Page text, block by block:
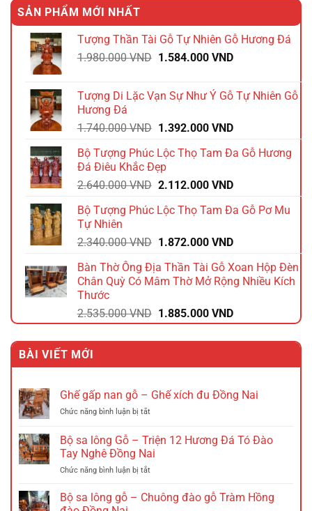
SẢN PHẨM MỚI NHẤT
Tượng Thần Tài Gỗ Tự Nhiên Gỗ Hương Đá
1.980.000VND Giá
1.980.000 VND.
1.584.000 VNDGiá
là:
Tượng Di Lặc Vạn Sự Như Ý Gỗ Tự Nhiên Gỗ
Hương Đá
1.740.000VND Giá
là:
1.740.000 VND.
1.392.000 VNDGiá
tại
1.392.000 VND.
Bộ Tượng Phúc Lộc Thọ Tam Đa Gỗ Hương
Đá Điêu Khắc Đẹp
2.640.000VND Giá
là:
2.112.000 VNDGiá
tại
2.112.000 VND.
Bộ Tượng Phúc Lộc Thọ Tam Đa Gỗ Pơ Mu
Tự Nhiên
2.340.000VND Giá
là:
2.340.000 VND.
1.872.000 VNDGiá
tại
là:
Bàn Thờ Ông Địa Thần Tài Gỗ Xoan Hộp Đèn
Chân Quỳ Có Mâm Thờ Mở Rộng Nhiều Kích
Thước
2.535.000VND Giá
gốc
là:
1.885.000 VNDGiá
hiện
tại
1.885.000 VND.
BÀI VIẾT MỚI
Ghế gấp nan gỗ – Ghế xích đu Đồng Nai
Chức năng bình luận bị tắtở
gấp
nan
gỗ
–
xích
Bộ sa lông Gỗ – Triện 12 Hương Đá Tó Đào
Tay Nghê Đồng Nai
Chức năng bình luận bị tắtở
sa
Bộ sa lông gỗ – Chuông đào gỗ Tràm Hồng